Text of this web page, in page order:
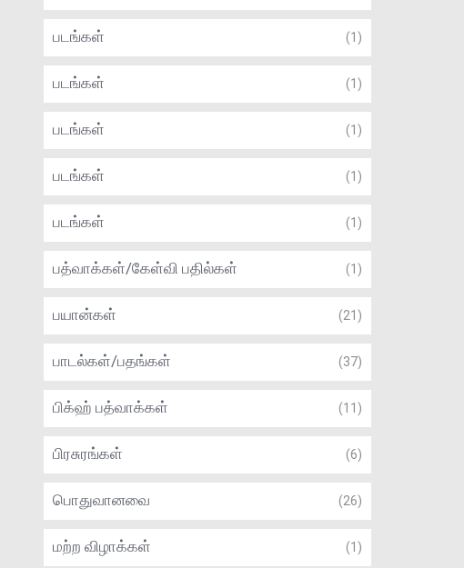
படங்கள் (1)
படங்கள் (1)
படங்கள் (1)
படங்கள் (1)
படங்கள் (1)
பத்வாக்கள்/கேள்வி பதில்கள் (1)
பயான்கள் (21)
பாடல்கள்/பதங்கள் (37)
பிக்ஹ் பத்வாக்கள் (11)
பிரசுரங்கள் (6)
பொதுவானவை (26)
மற்ற விழாக்கள் (1)